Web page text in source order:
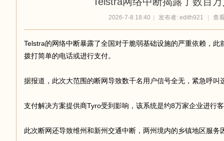
2026-7-8 18:40 发布者: edith921 查
Telstra的网络中断暴露了全国对于脆弱基础设施的严重依赖，
拨打简单的电话或进行支付。
据报道，此次大范围的断网导致数千名用户信号全无，紧急呼叫
支付解决方案提供商Tyro受到影响，该系统是约8万家企业进行
此次断网还导致维州和新州交通中断，两州境内的乡镇地区服